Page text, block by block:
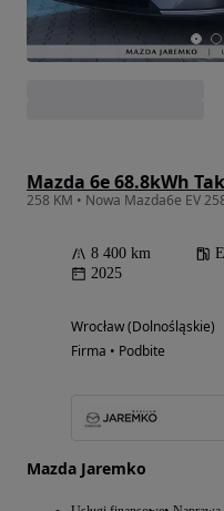
Mazda 6e 68.8kWh
258 KM • Nowa Mazda6e EV
8 400 km
2025
Wrocław (Dolnośląskie)
Firma • Podbite
Mazda Jaremko